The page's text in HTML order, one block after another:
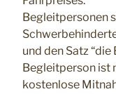
Begleitpersonen
und den Satz
Begleitperson ist
kostenlose